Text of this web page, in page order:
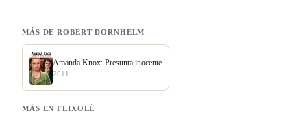
MÁS DE ROBERT DORNHELM
Amanda Knox: Presunta inocente
2011
MÁS EN FLIXOLÉ